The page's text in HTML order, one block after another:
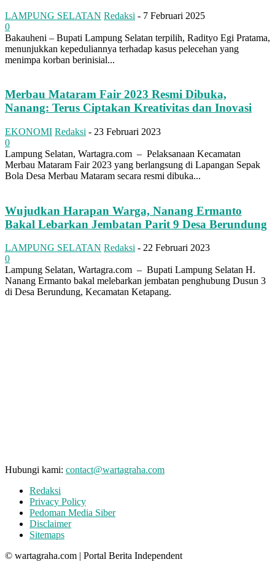
LAMPUNG SELATAN Redaksi - 7 Februari 2025
0
Bakauheni – Bupati Lampung Selatan terpilih, Radityo Egi Pratama,
menunjukkan kepeduliannya terhadap kasus pelecehan yang
menimpa korban berinisial...
Merbau Mataram Fair 2023 Resmi Dibuka,
Nanang: Terus Ciptakan Kreativitas dan Inovasi
EKONOMI Redaksi - 23 Februari 2023
0
Lampung Selatan, Wartagra.com – Pelaksanaan Kecamatan
Merbau Mataram Fair 2023 yang berlangsung di Lapangan Sepak
Bola Desa Merbau Mataram secara resmi dibuka...
Wujudkan Harapan Warga, Nanang Ermanto
Bakal Lebarkan Jembatan Parit 9 Desa Berundung
LAMPUNG SELATAN Redaksi - 22 Februari 2023
0
Lampung Selatan, Wartagra.com – Bupati Lampung Selatan H.
Nanang Ermanto bakal melebarkan jembatan penghubung Dusun 3
di Desa Berundung, Kecamatan Ketapang.
Hubungi kami: contact@wartagraha.com
Redaksi
Privacy Policy
Pedoman Media Siber
Disclaimer
Sitemaps
© wartagraha.com | Portal Berita Independent